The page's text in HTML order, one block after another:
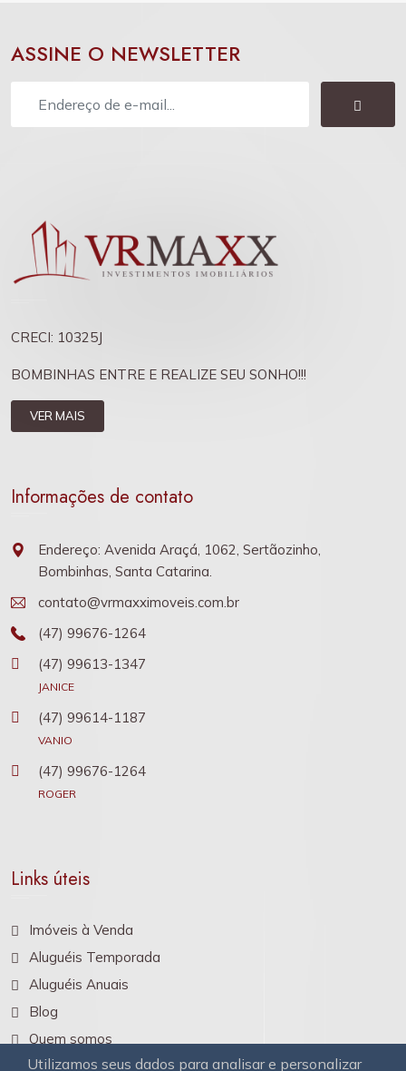
Utilizamos seus dados para analisar e personalizar
ASSINE O NEWSLETTER
CRECI: 10325J
BOMBINHAS ENTRE E REALIZE SEU SONHO!!!
VER MAIS
Informações de contato
Endereço: Avenida Araçá, 1062, Sertãozinho,
Bombinhas, Santa Catarina.
contato@vrmaxximoveis.com.br
(47) 99676-1264
(47) 99613-1347
JANICE
(47) 99614-1187
VANIO
(47) 99676-1264
ROGER
Links úteis
Imóveis à Venda
Aluguéis Temporada
Aluguéis Anuais
Blog
Quem somos
Contato